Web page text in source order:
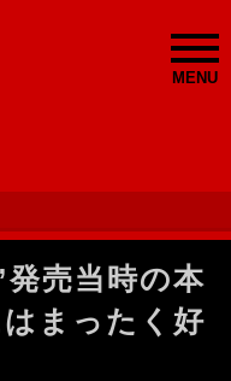
MENU
売当時の本
まったく好